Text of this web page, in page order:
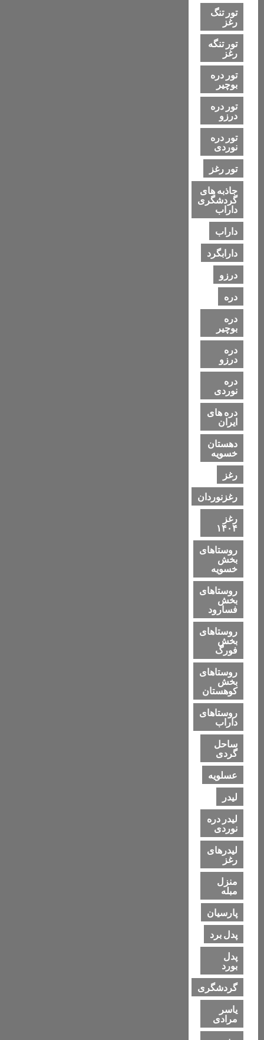
تور تنگ
رغز
تور تنگه
رغز
تور دره
بوچیر
تور دره
درزو
تور دره
نوردی
تور رغز
جاذبه های
گردشگری
داراب
داراب
دارابگرد
درزو
دره
دره
بوچیر
دره
درزو
دره
نوردی
دره های
ایران
دهستان
خسویه
رغز
رغزنوردان
رغز
۱۴۰۴
روستاهای
بخش
خسویه
روستاهای
بخش
فسارود
روستاهای
بخش
فورگ
روستاهای
بخش
کوهستان
روستاهای
داراب
ساحل
گردی
عسلویه
لیدر
لیدر دره
نوردی
لیدرهای
رغز
منزل
مبله
پارسیان
پدل برد
پدل
بورد
گردشگری
یاسر
مرادی